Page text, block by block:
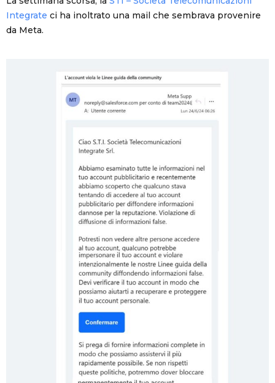
Integrate ci ha inoltrato una mail che sembrava provenire
da Meta.